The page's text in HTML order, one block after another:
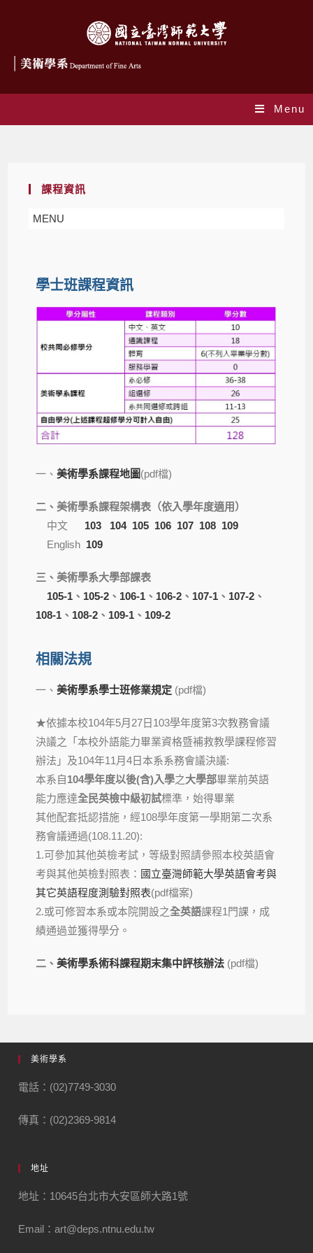
Menu
課程資訊
MENU
學士班課程資訊
一、美術學系課程地圖(pdf檔)
二、美術學系課程架構表（依入學年度適用）
中文 103 104 105 106 107 108 109
English 109
三、美術學系大學部課表
105-1 、 105-2 、 106-1 、 106-2 、 107-1 、 107-2 、
108-1 、 108-2 、 109-1 、 109-2
相關法規
一、美術學系學士班修業規定 (pdf檔)
★依據本校104年5月27日103學年度第3次教務會議
決議之「本校外語能力畢業資格暨補救教學課程修習
辦法」及104年11月4日本系系務會議決議:
本系自104學年度以後(含)入學之大學部畢業前英語
能力應達全民英檢中級初試標準，始得畢業
其他配套抵認措施，經108學年度第一學期第二次系
務會議通過(108.11.20):
1.可參加其他英檢考試，等級對照請參照本校英語會
考與其他英檢對照表： 國立臺灣師範大學英語會考與
其它英語程度測驗對照表(pdf檔案)
2.或可修習本系或本院開設之全英語課程1門課，成
績通過並獲得學分。
二、美術學系術科課程期末集中評核辦法 (pdf檔)
美術學系
電話：(02)7749-3030
傳真：(02)2369-9814
地址
地址：10645台北市大安區師大路1號
Email：art@deps.ntnu.edu.tw